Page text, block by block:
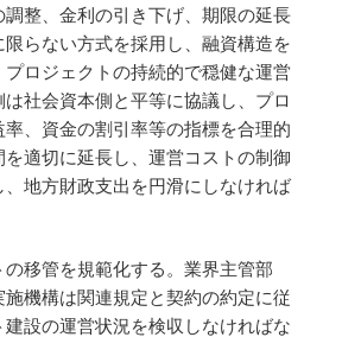
整、金利の引き下げ、期限の延長
らない方式を採用し、融資構造を
ロジェクトの持続的で穏健な運営
社会資本側と平等に協議し、プロ
、資金の割引率等の指標を合理的
適切に延長し、運営コストの制御
、地方財政支出を円滑にしなければ
の移管を規範化する。業界主管部
機構は関連規定と契約の約定に従
建設の運営状況を検収しなければな